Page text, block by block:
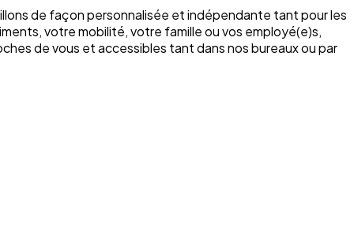
de façon personnalisée et indépendante tant pour les
votre mobilité, votre famille ou vos employé(e)s,
de vous et accessibles tant dans nos bureaux ou par